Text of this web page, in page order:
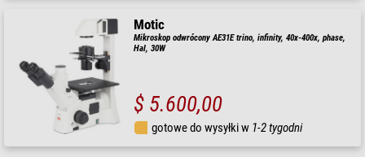
Motic
Mikroskop odwrócony AE31E trino, infinity, 40x-400x, phase,
Hal, 30W
$ 5.600,00
gotowe do wysyłki w 1-2 tygodni